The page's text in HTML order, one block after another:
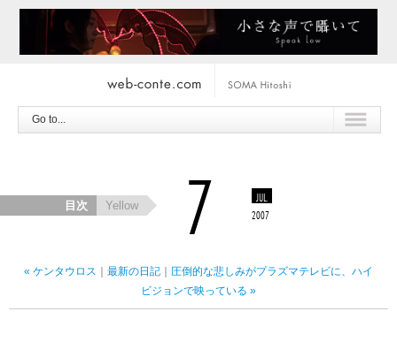
Go to...
7
JUL.
2007
Yellow
目次
« ケンタウロス ｜ 最新の日記 ｜ 圧倒的な悲しみがプラズマテレビに、ハイ
ビジョンで映っている »